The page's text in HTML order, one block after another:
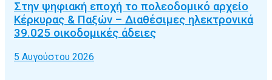
Στην ψηφιακή εποχή το πολεοδομικό αρχείο
Κέρκυρας & Παξών – Διαθέσιμες ηλεκτρονικά
39.025 οικοδομικές άδειες
5 Αυγούστου 2026